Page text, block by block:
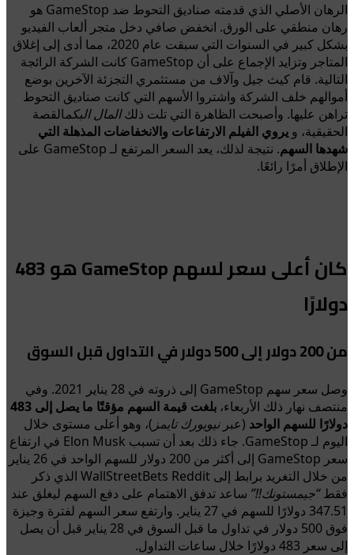
الرهان الأصلي الذي قدمته صناديق التحوط ضد GameStop هو
رهان منطقي على الورق. انخفض صافي دخل متجر ألعاب الفيديو
بشكل كبير في السنوات التي سبقت عام 2020، مما أدى إلى إغلاق
المتاجر وتزايد الإجماع على أن GameStop كانت الشركة الرائجة
التالية. قام كيث جيل وآلاف من مستثمري التجزئة الآخرين بوضع
أموالهم خلف الشركة واشتروا الأسهم التي كانت صناديق التحوط
تراهن عليها. وأصبحت الظاهرة التي تلت ذلكالمال البكمالقصة
الحقيقية، و يروي الفيلم الارتفاعات والانخفاضات المذهلة التي
شهدها السهم
. نتيجة لذلك، يعد السعر المرتفع لـ GameStop على
الإطلاق أمرًا رائعًا.
كان أعلى سعر لسهم GameStop هو 483
دولارًا
من 200 دولار إلى 500 دولار في التداول قبل السوق
وصل سعر سهم GameStop إلى ذروته في 28 يناير 2021. وفي
منتصف نهار ذلك الأربعاء،
بلغت قيمة السهم مؤقتًا ما يصل إلى 483
دولارًا للسهم الواحد (عبرنيويورك تايمز )، وهو أعلى مستوى خلال
اليوم لـ GameStop. جاء ذلك بعد أن تسبب Elon Musk في ارتفاع
سعر GameStop إلى أكثر من 200 دولار للسهم الواحد في 26 يناير
من خلال التغريد برابط إلى WallStreetBets Reddit الذي ذكر
فقط“جيمستونك!!” ساعد تدفق الاهتمام على دفع السهم ليغلق عند
347.51 دولارًا للسهم في 27 يناير. وارتفع سعر السهم لفترة وجيزة
فوق 500 دولار في تداول ما قبل السوق في 28 يناير قبل أن يصل
إلى سعر 483 دولارًا خلال ساعات التداول.